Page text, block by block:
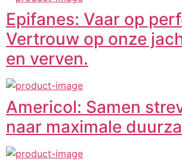
Epifanes: Vaar op
Vertrouw op onze
en verven.
Americol: Samen
naar maximale